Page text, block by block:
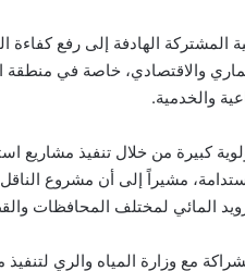
المشتركة الهادفة إلى رفع كفاءة
والاقتصادي، خاصة في منطقة
والخدمية.
كبيرة من خلال تنفيذ مشاريع
مشيراً إلى أن مشروع
المائي لمختلف المحافظات
مع وزارة المياه والري